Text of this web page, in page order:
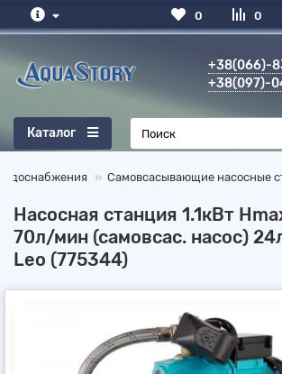
0
0
+38(066)-
+38(097)-
Каталог
Самовсасывающие насосные
Насосная станция 1.1кВт
70л/мин (самовсас. насос)
Leo (775344)